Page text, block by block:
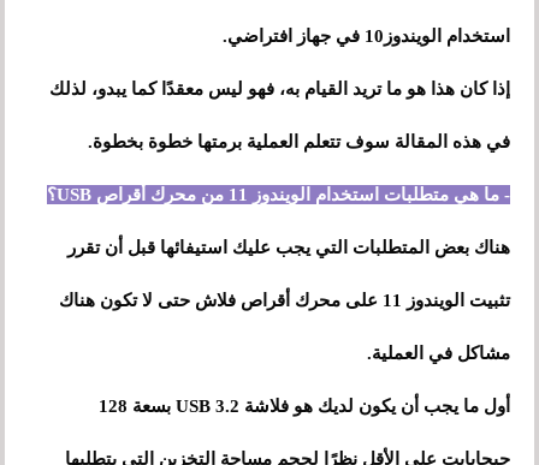
استخدام الويندوز10 في جهاز افتراضي.
إذا كان هذا هو ما تريد القيام به، فهو ليس معقدًا كما يبدو، لذلك
في هذه المقالة سوف تتعلم العملية برمتها خطوة بخطوة.
- ما هي متطلبات استخدام الويندوز 11 من محرك أقراص USB؟
هناك بعض المتطلبات التي يجب عليك استيفائها قبل أن تقرر
تثبيت الويندوز 11 على محرك أقراص فلاش حتى لا تكون هناك
مشاكل في العملية.
أول ما يجب أن يكون لديك هو فلاشة USB 3.2 بسعة 128
جيجابايت على الأقل نظرًا لحجم مساحة التخزين التي يتطلبها